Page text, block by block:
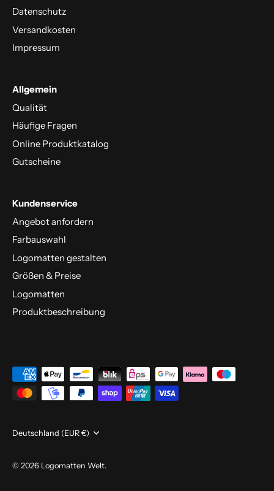
Datenschutz
Versandkosten
Impressum
Allgemein
Qualität
Häufige Fragen
Online Produktkatalog
Gutscheine
Kundenservice
Angebot anfordern
Farbauswahl
Logomatten gestalten
Größen & Preise
Logomatten
Produktbeschreibung
Währung
Deutschland (EUR €)
© 2026 Logomatten Welt.